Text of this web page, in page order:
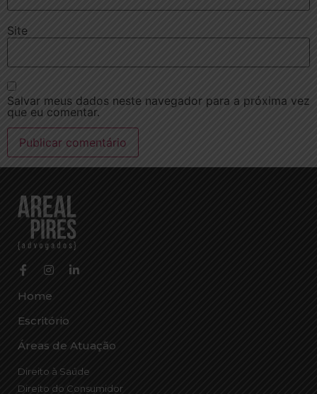
Site
Salvar meus dados neste navegador para a próxima vez
que eu comentar.
Home
Escritório
Áreas de Atuação
Direito à Saúde
Direito do Consumidor